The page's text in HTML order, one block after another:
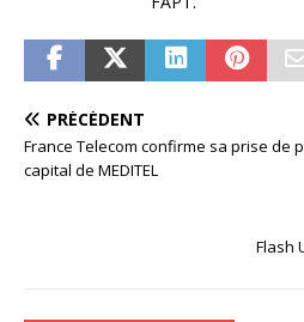
PRÉCÉDENT
France Telecom confirme sa prise de
capital de MEDITEL
Flash